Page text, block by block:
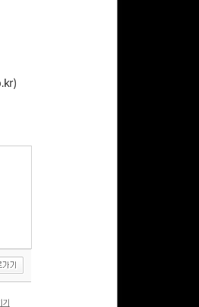
)